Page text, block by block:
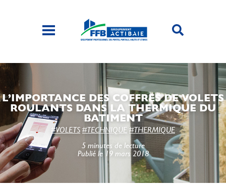
L’IMPORTANCE DES COFFRES DE VOLETS
ROULANTS DANS LA THERMIQUE DU
BATIMENT
#VOLETS #TECHNIQUE #THERMIQUE
5 minutes de lecture
Publié le 19 mars 2018